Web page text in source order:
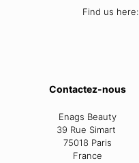
Find us here:
Contactez-nous
Enags Beauty
39 Rue Simart
75018 Paris
France